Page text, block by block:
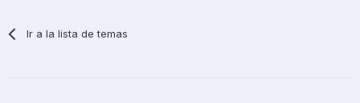
Ir a la lista de temas